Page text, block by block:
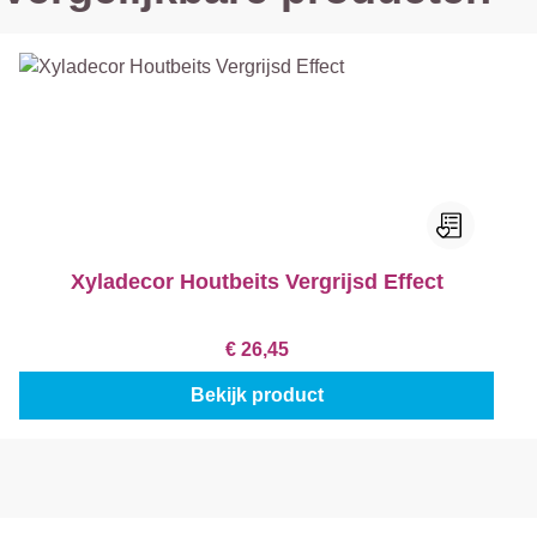
Xyladecor Houtbeits Vergrijsd Effect
€ 26,45
Bekijk product